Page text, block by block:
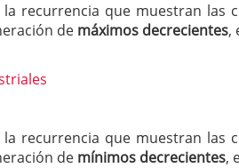
recurrencia que muestran las
de máximos decrecientes,
recurrencia que muestran las
de mínimos decrecientes,